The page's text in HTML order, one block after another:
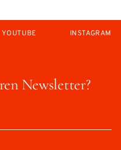
Newsletter?
YOUTUBE INSTAGRAM